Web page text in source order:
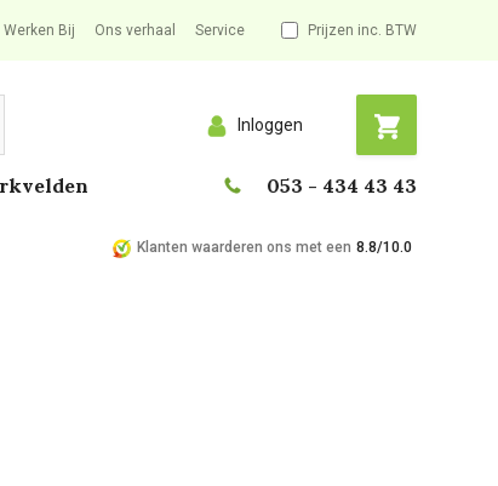
Werken Bij Ons verhaal Service Prijzen inc. BTW
Inloggen
053 - 434 43 43
Klanten waarderen ons met een 8.8/10.0